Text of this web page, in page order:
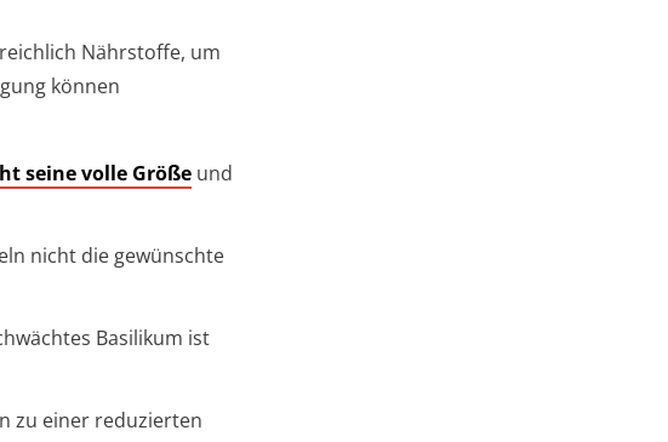
Nährstoffe, um
können
seine volle Größe und
nicht die gewünschte
Basilikum ist
zu einer reduzierten